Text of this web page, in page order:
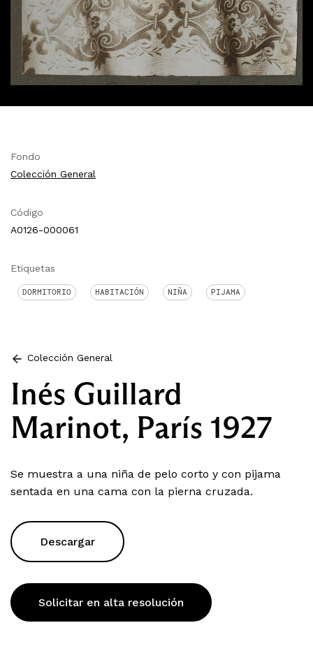
Fondo
Colección General
Código
A0126-000061
Etiquetas
DORMITORIO HABITACIÓN NIÑA PIJAMA
Colección General
Inés Guillard
Marinot, París 1927
Se muestra a una niña de pelo corto y con pijama
sentada en una cama con la pierna cruzada.
Descargar
Solicitar en alta resolución